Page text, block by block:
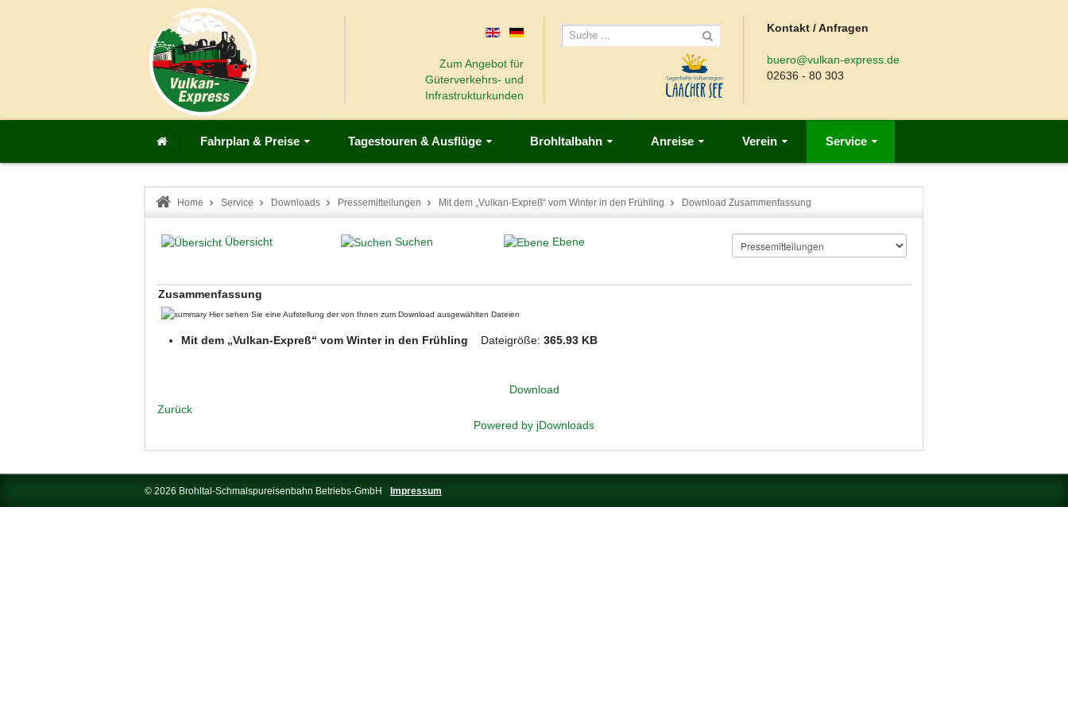
Zum Angebot für
Güterverkehrs- und
Infrastrukturkunden
Kontakt / Anfragen
buero@vulkan-express.de
02636 - 80 303
Fahrplan & Preise Tagestouren & Ausflüge Brohltalbahn Anreise Verein Service
Home Service Downloads Pressemitteilungen Mit dem „Vulkan-Expreß“ vom Winter in den Frühling Download Zusammenfassung
Übersicht Suchen Ebene
Zusammenfassung
Hier sehen Sie eine Aufstellung der von Ihnen zum Download ausgewählten Dateien
Mit dem „Vulkan-Expreß“ vom Winter in den Frühling Dateigröße: 365.93 KB
Download
Zurück
Powered by jDownloads
© 2026 Brohltal-Schmalspureisenbahn Betriebs-GmbH Impressum